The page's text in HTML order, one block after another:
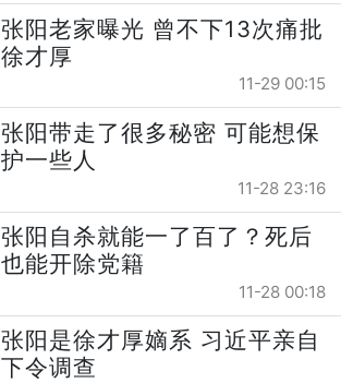
张阳老家曝光 曾不下13次痛批
徐才厚
11-29 00:15
张阳带走了很多秘密 可能想保
护一些人
11-28 23:16
张阳自杀就能一了百了？死后
也能开除党籍
11-28 00:18
张阳是徐才厚嫡系 习近平亲自
下令调查